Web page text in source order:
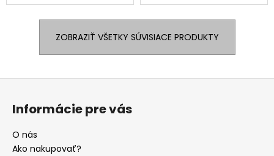
ZOBRAZIŤ VŠETKY SÚVISIACE PRODUKTY
Informácie pre vás
O nás
Ako nakupovať?